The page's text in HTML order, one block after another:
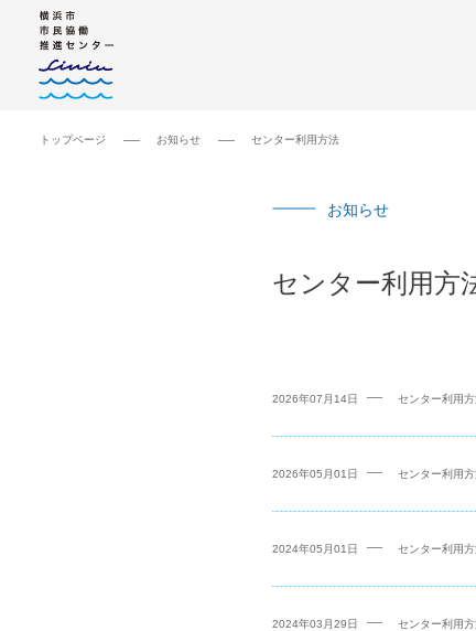
トップページ お知らせ センター利用方法
お知らせ
センター利用方
2026年07月14日 センター利用
2026年05月01日 センター利用
2024年05月01日 センター利用
2024年03月29日 センター利用